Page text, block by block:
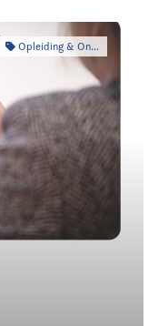
Opleiding & Ontwikkeling